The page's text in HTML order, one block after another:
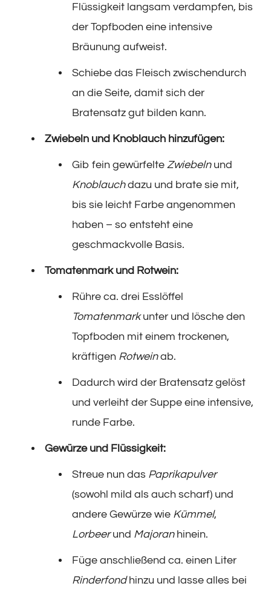
Flüssigkeit langsam verdampfen, bis
der Topfboden eine intensive
Bräunung aufweist.
Schiebe das Fleisch zwischendurch
an die Seite, damit sich der
Bratensatz gut bilden kann.
Zwiebeln und Knoblauch hinzufügen:
Gib fein gewürfelte Zwiebelnund
Knoblauchdazu und brate sie mit,
bis sie leicht Farbe angenommen
haben – so entsteht eine
geschmackvolle Basis.
Tomatenmark und Rotwein:
Rühre ca. drei Esslöffel
Tomatenmarkunter und lösche den
Topfboden mit einem trockenen,
kräftigen Rotweinab.
Dadurch wird der Bratensatz gelöst
und verleiht der Suppe eine intensive,
runde Farbe.
Gewürze und Flüssigkeit:
Streue nun das Paprikapulver
(sowohl mild als auch scharf) und
andere Gewürze wie Kümmel,
Lorbeerund Majoranhinein.
Füge anschließend ca. einen Liter
Rinderfondhinzu und lasse alles bei